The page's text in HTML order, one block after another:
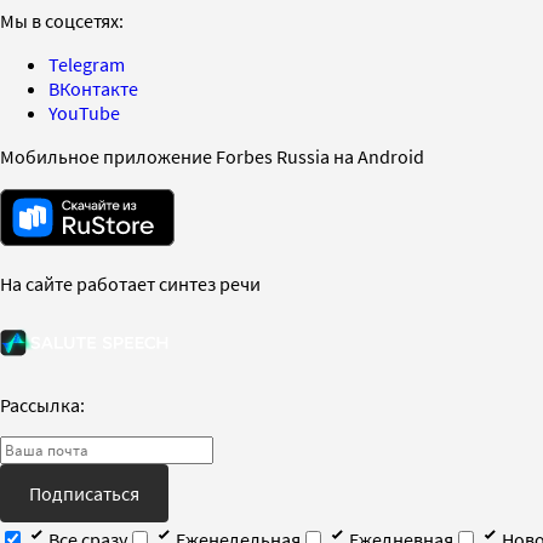
Мы в соцсетях:
Telegram
ВКонтакте
YouTube
Мобильное приложение Forbes Russia на Android
На сайте работает синтез речи
Рассылка:
Подписаться